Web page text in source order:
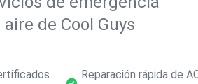
de Cool Guys
Reparación rápida de